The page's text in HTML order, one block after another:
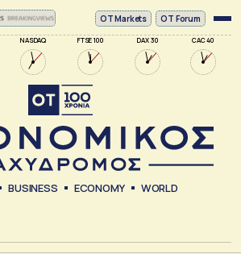
NASDAQ FTSE 100 DAX 30 CAC 40
ΟΤ Markets OT Forum
BUSINESS ECONOMY WORLD